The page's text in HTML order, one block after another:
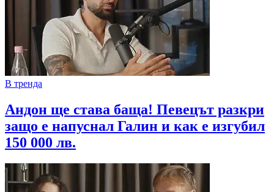
В тренда
Андон ще става баща! Певецът разкри
защо е напуснал Галин и как е изгубил
150 000 лв.